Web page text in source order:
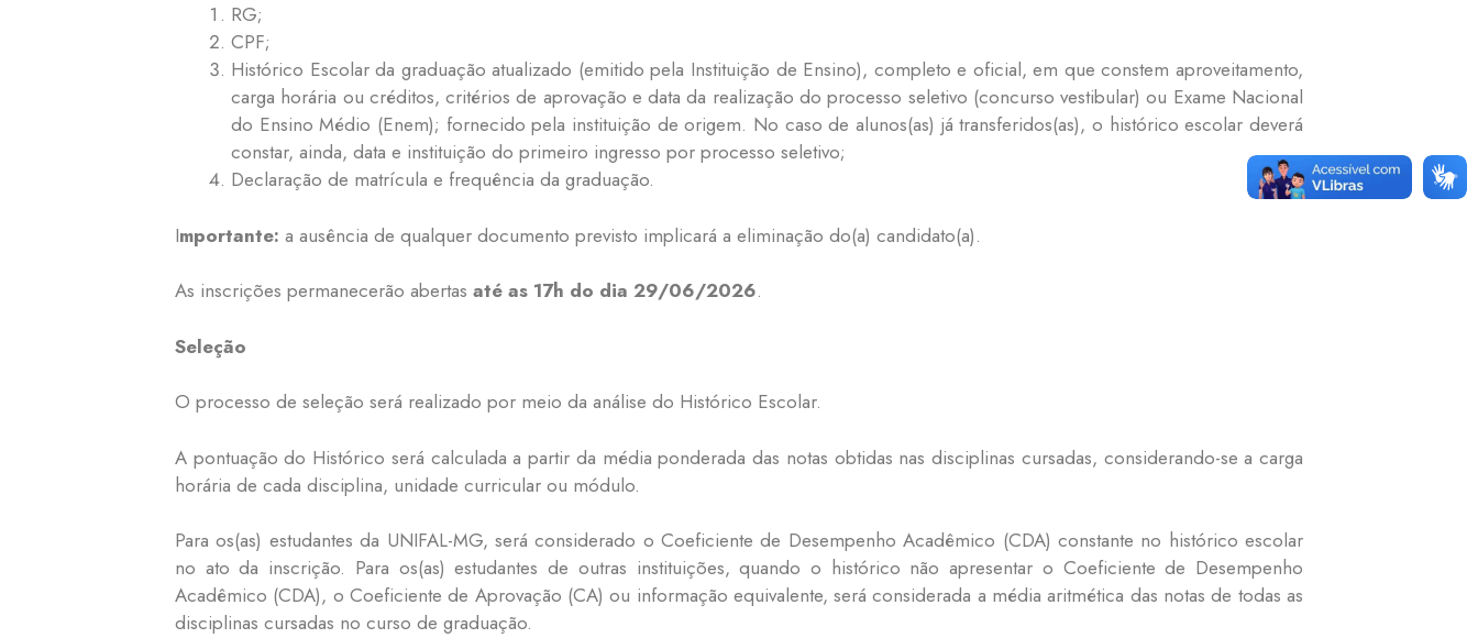
RG;
CPF;
Histórico Escolar da graduação atualizado (emitido pela Instituição de Ensino), completo e oficial, em que constem aproveitamento,
carga horária ou créditos, critérios de aprovação e data da realização do processo seletivo (concurso vestibular) ou Exame Nacional
do Ensino Médio (Enem); fornecido pela instituição de origem. No caso de alunos(as) já transferidos(as), o histórico escolar deverá
constar, ainda, data e instituição do primeiro ingresso por processo seletivo;
Declaração de matrícula e frequência da graduação.
Importante: a ausência de qualquer documento previsto implicará a eliminação do(a) candidato(a).
As inscrições permanecerão abertas até as 17h do dia 29/06/2026.
Seleção
O processo de seleção será realizado por meio da análise do Histórico Escolar.
A pontuação do Histórico será calculada a partir da média ponderada das notas obtidas nas disciplinas cursadas, considerando-se a carga
horária de cada disciplina, unidade curricular ou módulo.
Para os(as) estudantes da UNIFAL-MG, será considerado o Coeficiente de Desempenho Acadêmico (CDA) constante no histórico escolar
no ato da inscrição. Para os(as) estudantes de outras instituições, quando o histórico não apresentar o Coeficiente de Desempenho
Acadêmico (CDA), o Coeficiente de Aprovação (CA) ou informação equivalente, será considerada a média aritmética das notas de todas as
disciplinas cursadas no curso de graduação.